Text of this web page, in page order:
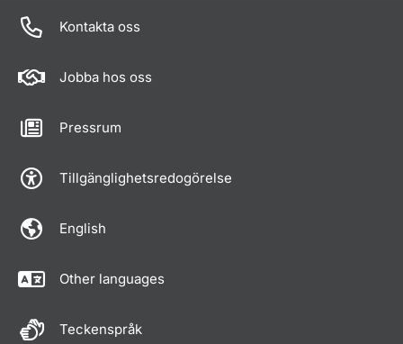
Kontakta oss
Jobba hos oss
Pressrum
Tillgänglighetsredogörelse
English
Other languages
Teckenspråk